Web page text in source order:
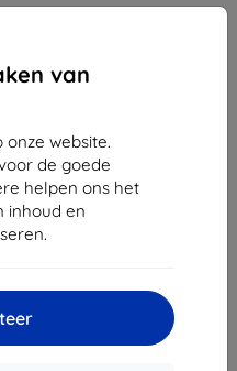
van
website.
de goede
helpen ons het
inhoud en